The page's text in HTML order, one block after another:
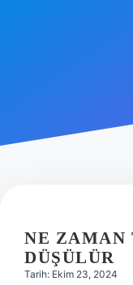
Hakkımızda
NE ZAMAN
DÜŞÜLÜR
Tarih: Ekim 23, 2024